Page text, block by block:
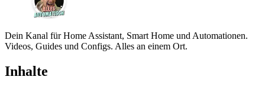
Dein Kanal für Home Assistant, Smart Home und Automationen.
Videos, Guides und Configs. Alles an einem Ort.
Inhalte